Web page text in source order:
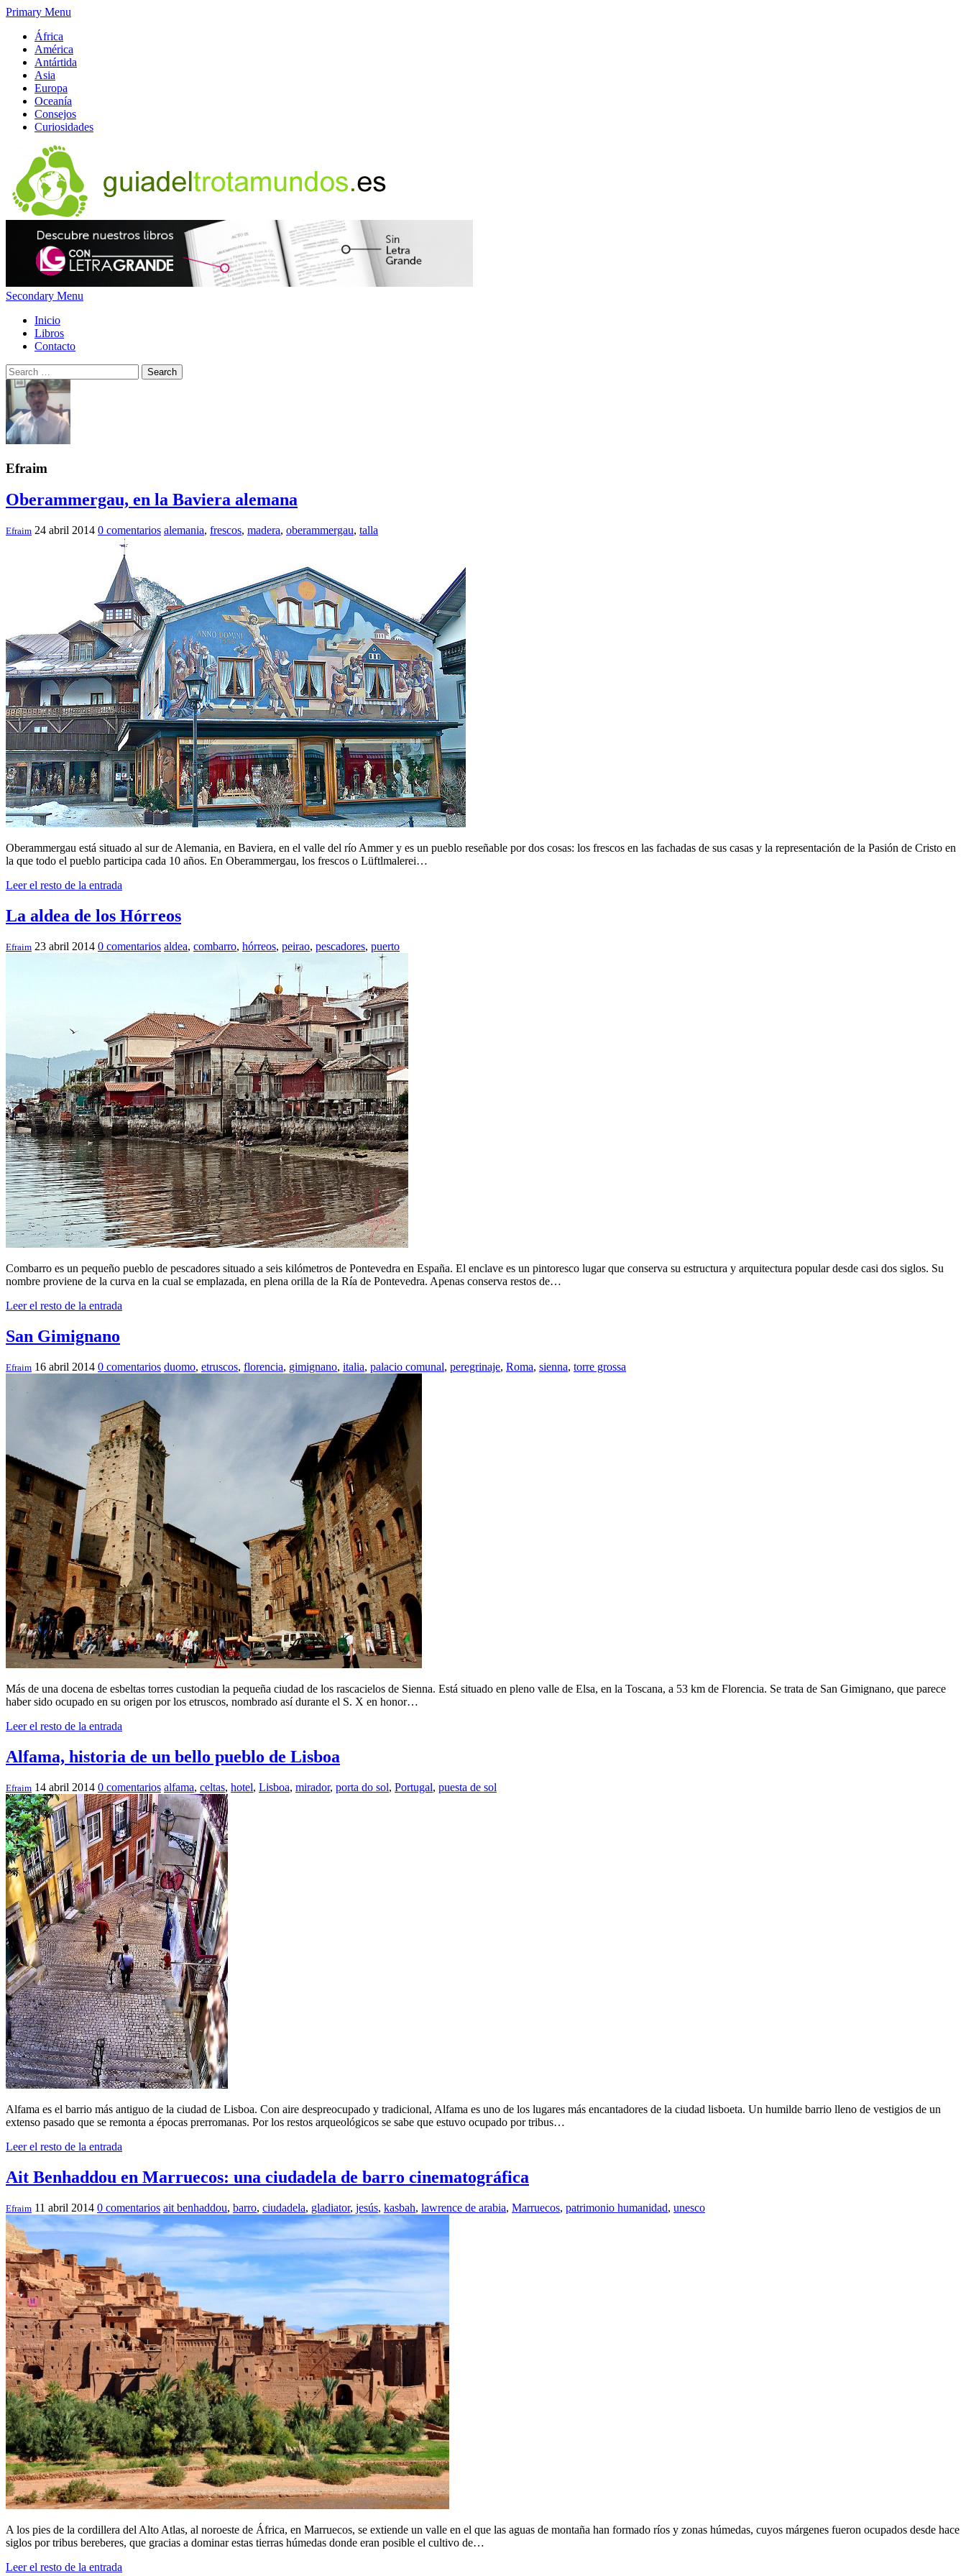
Primary Menu
África
América
Antártida
Asia
Europa
Oceanía
Consejos
Curiosidades
Secondary Menu
Inicio
Libros
Contacto
Search
Efraim
Oberammergau, en la Baviera alemana
Efraim 24 abril 2014 0 comentarios alemania, frescos, madera, oberammergau, talla
Oberammergau está situado al sur de Alemania, en Baviera, en el valle del río Ammer y es un pueblo reseñable por dos cosas: los frescos en las fachadas de sus casas y la representación de la Pasión de Cristo en
la que todo el pueblo participa cada 10 años. En Oberammergau, los frescos o Lüftlmalerei…
Leer el resto de la entrada
La aldea de los Hórreos
Efraim 23 abril 2014 0 comentarios aldea, combarro, hórreos, peirao, pescadores, puerto
Combarro es un pequeño pueblo de pescadores situado a seis kilómetros de Pontevedra en España. El enclave es un pintoresco lugar que conserva su estructura y arquitectura popular desde casi dos siglos. Su
nombre proviene de la curva en la cual se emplazada, en plena orilla de la Ría de Pontevedra. Apenas conserva restos de…
Leer el resto de la entrada
San Gimignano
Efraim 16 abril 2014 0 comentarios duomo, etruscos, florencia, gimignano, italia, palacio comunal, peregrinaje, Roma, sienna, torre grossa
Más de una docena de esbeltas torres custodian la pequeña ciudad de los rascacielos de Sienna. Está situado en pleno valle de Elsa, en la Toscana, a 53 km de Florencia. Se trata de San Gimignano, que parece
haber sido ocupado en su origen por los etruscos, nombrado así durante el S. X en honor…
Leer el resto de la entrada
Alfama, historia de un bello pueblo de Lisboa
Efraim 14 abril 2014 0 comentarios alfama, celtas, hotel, Lisboa, mirador, porta do sol, Portugal, puesta de sol
Alfama es el barrio más antiguo de la ciudad de Lisboa. Con aire despreocupado y tradicional, Alfama es uno de los lugares más encantadores de la ciudad lisboeta. Un humilde barrio lleno de vestigios de un
extenso pasado que se remonta a épocas prerromanas. Por los restos arqueológicos se sabe que estuvo ocupado por tribus…
Leer el resto de la entrada
Ait Benhaddou en Marruecos: una ciudadela de barro cinematográfica
Efraim 11 abril 2014 0 comentarios ait benhaddou, barro, ciudadela, gladiator, jesús, kasbah, lawrence de arabia, Marruecos, patrimonio humanidad, unesco
A los pies de la cordillera del Alto Atlas, al noroeste de África, en Marruecos, se extiende un valle en el que las aguas de montaña han formado ríos y zonas húmedas, cuyos márgenes fueron ocupados desde hace
siglos por tribus bereberes, que gracias a dominar estas tierras húmedas donde eran posible el cultivo de…
Leer el resto de la entrada